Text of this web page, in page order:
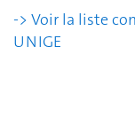
-> Voir la liste
UNIGE